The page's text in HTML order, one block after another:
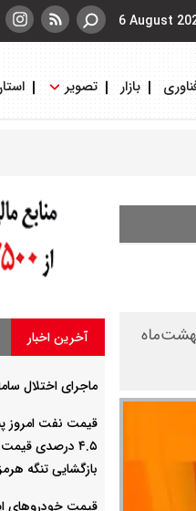
6 August
بازار تصویر
آخرین اخبار
ماجرای اختلال
۴.۵ درصدی
بازگشایی تنگه